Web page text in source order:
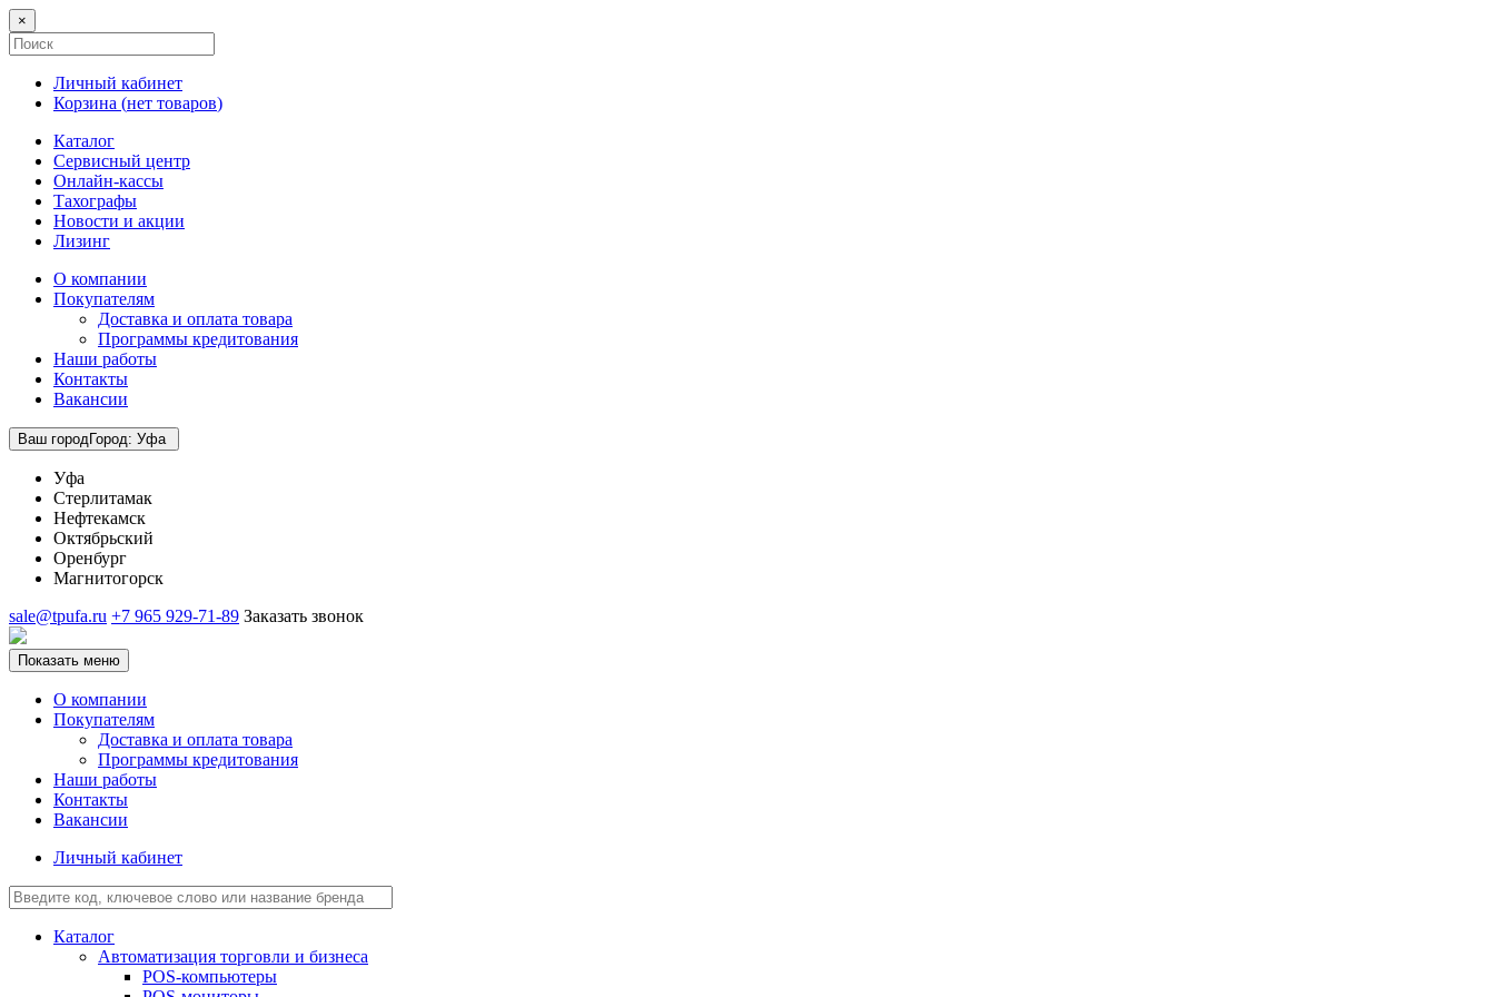
×
Личный кабинет
Корзина (нет товаров)
Каталог
Сервисный центр
Онлайн-кассы
Тахографы
Новости и акции
Лизинг
О компании
Покупателям
Доставка и оплата товара
Программы кредитования
Наши работы
Контакты
Вакансии
Ваш городГород: Уфа
Уфа
Стерлитамак
Нефтекамск
Октябрьский
Оренбург
Магнитогорск
sale@tpufa.ru +7 965 929-71-89 Заказать звонок
Показать меню
О компании
Покупателям
Доставка и оплата товара
Программы кредитования
Наши работы
Контакты
Вакансии
Личный кабинет
Каталог
Автоматизация торговли и бизнеса
POS-компьютеры